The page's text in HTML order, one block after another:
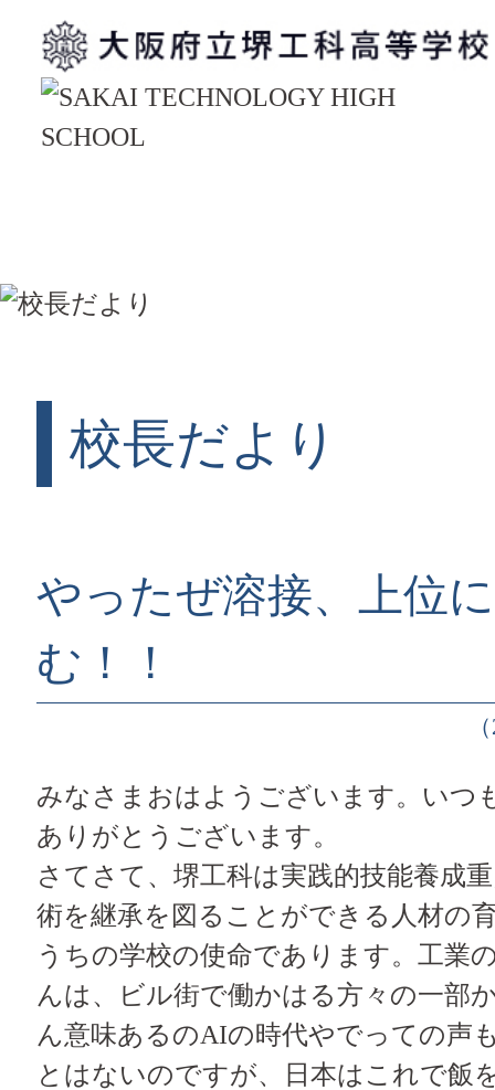
校長だより
やったぜ溶接、上位
む！！
みなさまおはようございます。いつ
ありがとうございます。
さてさて、堺工科は実践的技能養成
術を継承を図ることができる人材の
うちの学校の使命であります。工業
んは、ビル街で働かはる方々の一部
ん意味あるのAIの時代やでっての声
とはないのですが、日本はこれで飯